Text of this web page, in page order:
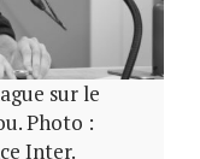
sur le
Photo :
Inter.